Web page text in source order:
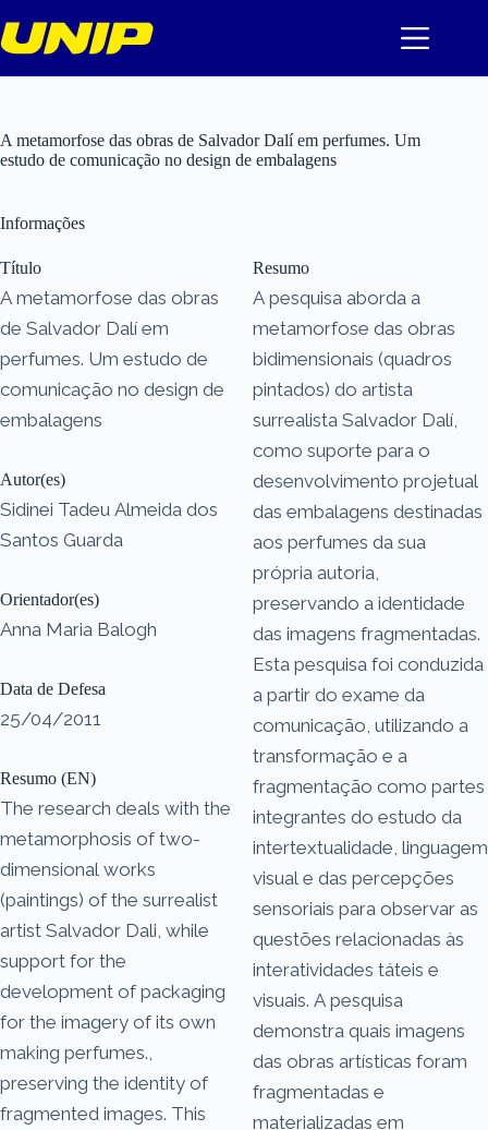
para
o
A metamorfose das obras de Salvador Dalí em perfumes. Um
estudo de comunicação no design de embalagens
Informações
Título
A metamorfose das obras
de Salvador Dalí em
perfumes. Um estudo de
comunicação no design de
embalagens
Autor(es)
Sidinei Tadeu Almeida dos
Santos Guarda
Orientador(es)
Anna Maria Balogh
Data de Defesa
25/04/2011
Resumo (EN)
The research deals with the
metamorphosis of two-
dimensional works
(paintings) of the surrealist
artist Salvador Dali, while
support for the
development of packaging
for the imagery of its own
making perfumes.,
preserving the identity of
fragmented images. This
Resumo
A pesquisa aborda a
metamorfose das obras
bidimensionais (quadros
pintados) do artista
surrealista Salvador Dalí,
como suporte para o
desenvolvimento projetual
das embalagens destinadas
aos perfumes da sua
própria autoria,
preservando a identidade
das imagens fragmentadas.
Esta pesquisa foi conduzida
a partir do exame da
comunicação, utilizando a
transformação e a
fragmentação como partes
integrantes do estudo da
intertextualidade, linguagem
visual e das percepções
sensoriais para observar as
questões relacionadas às
interatividades táteis e
visuais. A pesquisa
demonstra quais imagens
das obras artísticas foram
fragmentadas e
materializadas em